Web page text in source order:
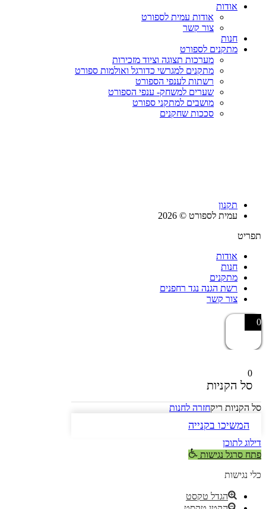
אודות
אודות עמית לספורט
צור קשר
חנות
מתקנים לספורט
מערכות תצוגה וציוד מזכירות
מתקנים למגרשי כדורגל ואולמות ספורט
רשתות לענפי הספורט
שערים למשחק- ענפי הספורט
מושבים למתקני ספורט
סככות שחקנים
תקנון
עמית לספורט © 2026
תפריט
אודות
חנות
מתקנים
רשת הגנה נגד רחפנים
צור קשר
0
0
סל הקניות
סל הקניות ריקחזרה לחנות
המשיכו בקנייה
דילוג לתוכן
פתח סרגל נגישות
כלי נגישות
הגדל טקסט